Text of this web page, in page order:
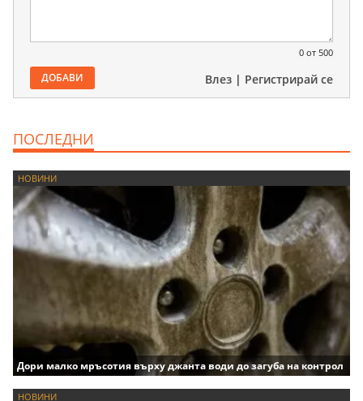
0 от 500
ДОБАВИ Влез | Регистрирай се
ПОСЛЕДНИ
НОВИНИ
Дори малко мръсотия върху джанта води до загуба на контрол
НОВИНИ